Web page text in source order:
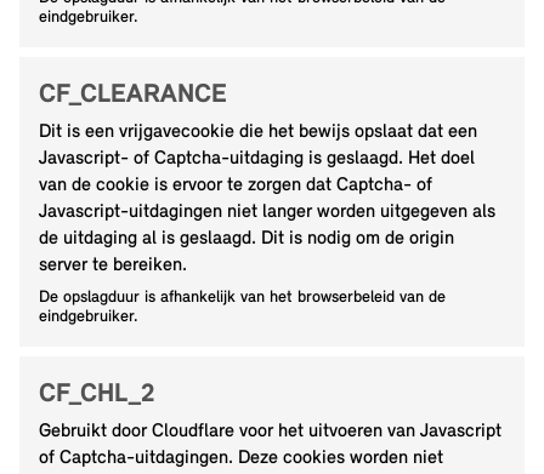
eindgebruiker.
CF_CLEARANCE
Dit is een vrijgavecookie die het bewijs opslaat dat een
Javascript- of Captcha-uitdaging is geslaagd. Het doel
van de cookie is ervoor te zorgen dat Captcha- of
Javascript-uitdagingen niet langer worden uitgegeven als
de uitdaging al is geslaagd. Dit is nodig om de origin
server te bereiken.
De opslagduur is afhankelijk van het browserbeleid van de
eindgebruiker.
CF_CHL_2
Gebruikt door Cloudflare voor het uitvoeren van Javascript
of Captcha-uitdagingen. Deze cookies worden niet